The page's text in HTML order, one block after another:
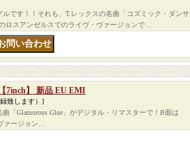
です！！それも、T.レックスの名曲「コズミック・ダンサ
ロスアンゼルスでのライヴ・ヴァージョンで…
7inch】 新品 EU EMI
致します）]
「Glamorous Glue」がデジタル・リマスターで！B面は
ァージョン…